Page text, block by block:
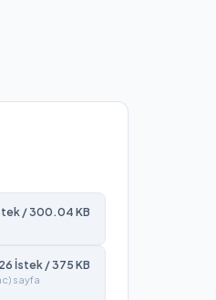
/300.04 KB
26 İstek /375 KB
sayfa